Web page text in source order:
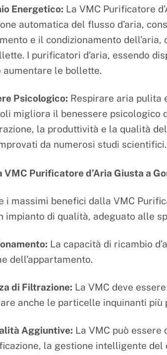
Energetico: La VMC Purificatore
automatica del flusso d’aria,
e il condizionamento
I purificatori d’aria, essendo
aumentare le bollette.
Psicologico: Respirare aria pulita
migliora il benessere psicologico
la produttività e la qualità
da numerosi studi scientifici.
VMC Purificatore d’Aria Giusta a
i massimi benefici dalla VMC
impianto di qualità, adeguato alle
La capacità di ricambio
dell’appartamento.
di Filtrazione: La VMC deve
anche le particelle inquinanti più
Aggiuntive: La VMC può
la gestione intelligente del